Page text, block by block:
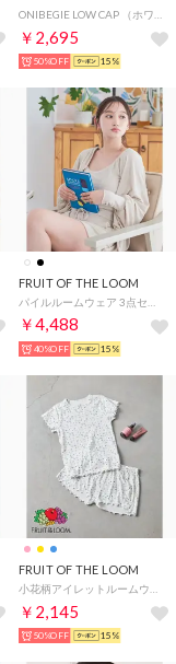
￥2,695
50%OFF 15%
FRUIT OF THE LOOM
￥4,488
40%OFF 15%
FRUIT OF THE LOOM
￥2,145
50%OFF 15%